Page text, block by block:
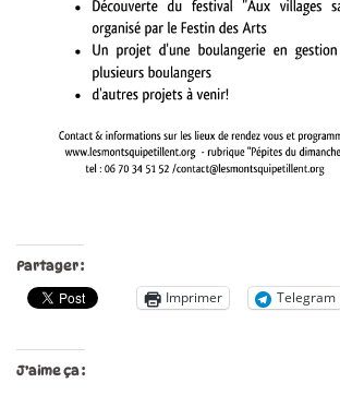
Partager :
Imprimer Telegram
J’aime ça :